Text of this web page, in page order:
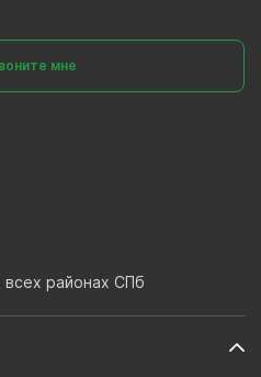
мне
всех районах СПб